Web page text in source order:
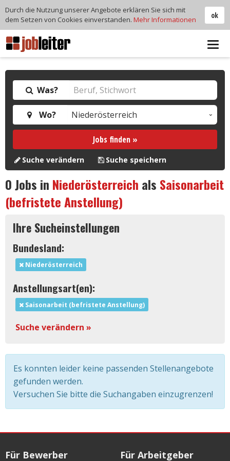
Was?
Wo?
Jobs finden »
Suche verändern Suche speichern
0Jobs in Niederösterreich als Saisonarbeit
(befristete Anstellung)
Ihre Sucheinstellungen
Bundesland:
Niederösterreich
Anstellungsart(en):
Saisonarbeit (befristete Anstellung)
Suche verändern »
Es konnten leider keine passenden Stellenangebote
gefunden werden.
Versuchen Sie bitte die Suchangaben einzugrenzen!
Für Bewerber Für Arbeitgeber
ok
Durch die Nutzung unserer Angebote erklären Sie sich mit
dem Setzen von Cookies einverstanden. Mehr Informationen